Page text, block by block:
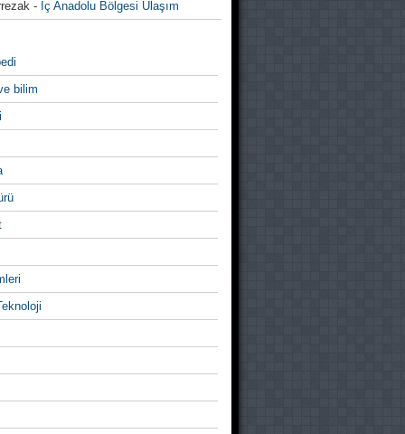
- İç Anadolu Bölgesi Ulaşım
bilim